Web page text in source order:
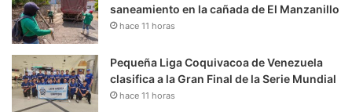
saneamiento en la cañada de El Manzanillo
hace 11 horas
Pequeña Liga Coquivacoa de Venezuela
clasifica a la Gran Final de la Serie Mundial
hace 11 horas